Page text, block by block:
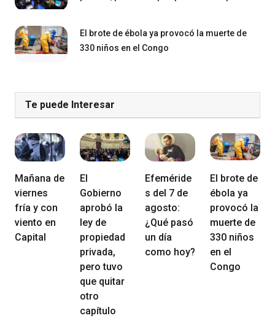
El brote de ébola ya provocó la muerte de
330 niños en el Congo
Te puede Interesar
Mañana de
viernes
fría y con
viento en
Capital
El
Gobierno
aprobó la
ley de
propiedad
privada,
pero tuvo
que quitar
otro
capítulo
Efeméride
s del 7 de
agosto:
¿Qué pasó
un día
como hoy?
El brote de
ébola ya
provocó la
muerte de
330 niños
en el
Congo